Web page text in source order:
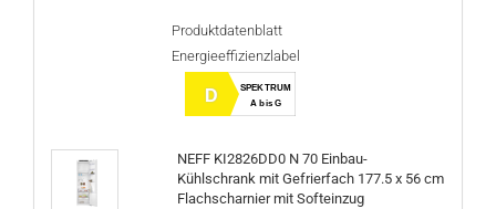
Produktdatenblatt
Energieeffizienzlabel
D
SPEKTRUM
A bis G
NEFF KI2826DD0 N 70 Einbau-
Kühlschrank mit Gefrierfach 177.5 x 56 cm
Flachscharnier mit Softeinzug